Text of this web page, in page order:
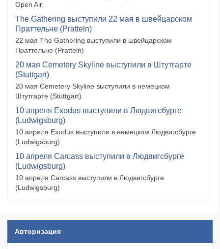
Open Air
The Gathering выступили 22 мая в швейцарском
Праттельне (Pratteln)
22 мая The Gathering выступили в швейцарском
Праттельне (Pratteln)
20 мая Cemetery Skyline выступили в Штутгарте
(Stuttgart)
20 мая Cemetery Skyline выступили в немецком
Штутгарте (Stuttgart)
10 апреля Exodus выступили в Людвигсбурге
(Ludwigsburg)
10 апреля Exodus выступили в немецком Людвигсбурге
(Ludwigsburg)
10 апреля Carcass выступили в Людвигсбурге
(Ludwigsburg)
10 апреля Carcass выступили в Людвигсбурге
(Ludwigsburg)
Авторизация